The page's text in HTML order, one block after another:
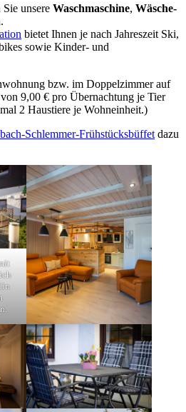
unsere Wasch­ma­schine, Wäsche­
bietet Ihnen je nach Jahres­zeit Ski,
sowie Kinder- und
bzw. im Doppel­zim­mer auf
9,00 € pro Übernach­tung je Tier
2 Haustiere je Wohneinheit.)
Schlem­mer-Frühstücks­büf­fet dazu